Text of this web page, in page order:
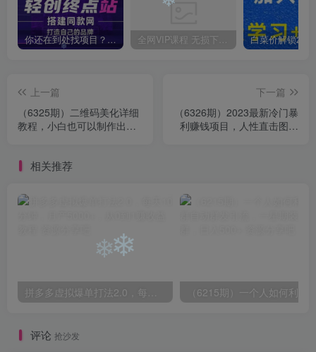
你还在到处找项目？还在当韭菜？我靠卖项目一个月收入5万+，曾经我也是个失败者。 全网VIP课程 无损下载~
上一篇
（6325期）二维码美化详细
教程，小白也可以制作出个
下一篇
（6326期）2023最新冷门暴
利赚钱项目，人性直击图文
相关推荐
拼多多虚拟爆单打法2.0，每天10分钟，月产5000+，从0到1赚收益教程
评论 抢沙发
❄❄
❄